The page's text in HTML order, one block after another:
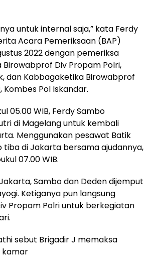
untuk internal saja,” kata Ferdy
Acara Pemeriksaan (BAP)
2022 dengan pemeriksa
Div Propam Polri,
dan Kabbagaketika Birowabprof
Kombes Pol Iskandar.
05.00 WIB, Ferdy Sambo
di Magelang untuk kembali
Menggunakan pesawat Batik
tiba di Jakarta bersama ajudannya,
07.00 WIB.
Sambo dan Deden dijemput
Ketiganya pun langsung
Propam Polri untuk berkegiatan
sebut Brigadir J memaksa
kamar